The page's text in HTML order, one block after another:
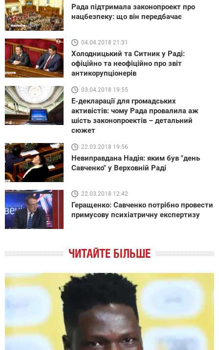
Рада підтримала законопроект про
нацбезпеку: що він передбачає
04.04.2018 21:31
Холодницький та Ситник у Раді:
офіційно та неофіційно про звіт
антикорупціонерів
03.04.2018 19:55
Е-декларації для громадських
активістів: чому Рада провалила аж
шість законопроектів – детальний
сюжет
22.03.2018 19:56
Невиправдана Надія: яким був "день
Савченко" у Верховній Раді
22.03.2018 12:42
Геращенко: Савченко потрібно провести
примусову психіатричну експертизу
ЧИТАЙТЕ БІЛЬШЕ